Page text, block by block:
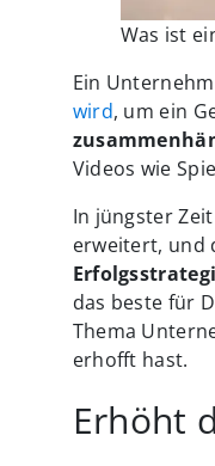
Was ist
Ein
wird, um ein
Videos wie
In jüngster
erweitert, und
das beste für
Thema
erhofft hast.
Erhöht